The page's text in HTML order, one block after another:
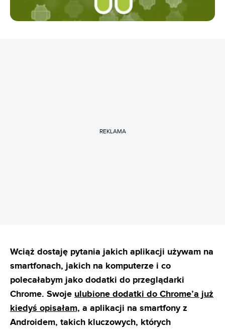
REKLAMA
Wciąż dostaję pytania jakich aplikacji używam na
smartfonach, jakich na komputerze i co
polecałabym jako dodatki do przeglądarki
Chrome. Swoje ulubione dodatki do Chrome’a już
kiedyś opisałam, a aplikacji na smartfony z
Androidem, takich kluczowych, których